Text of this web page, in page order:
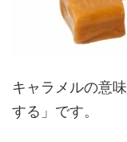
キャラメルの意
する」です。